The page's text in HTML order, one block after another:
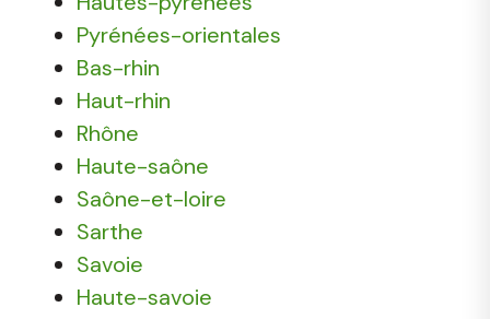
Pyrénées-orientales
Bas-rhin
Haut-rhin
Rhône
Haute-saône
Saône-et-loire
Sarthe
Savoie
Haute-savoie